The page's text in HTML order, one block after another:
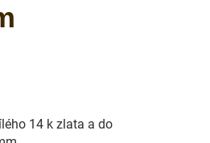
14 k zlata a do